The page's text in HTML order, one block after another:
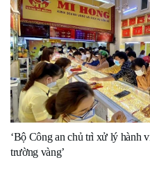
‘Bộ Công an chủ trì xử lý hành
trường vàng’